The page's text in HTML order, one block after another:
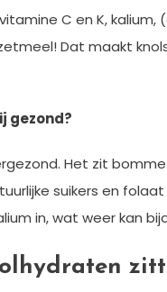
C en K,
Dat maakt
gezond?
Het zit
suikers en
in, wat weer kan